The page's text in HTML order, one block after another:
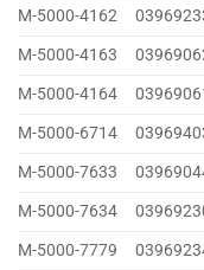
M-5000-4162
M-5000-4163
M-5000-4164
M-5000-6714
M-5000-7633
M-5000-7634
M-5000-7779